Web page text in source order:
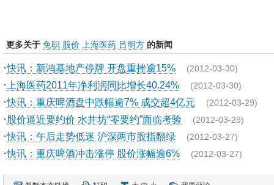
更多关于 免职 股价 上海医药 吕明方 的新闻
·快讯：新鸿基地产停牌 开盘重挫逾15% (2012-03-30)
· 上海医药2011年净利润同比增长40.24% (2012-03-30)
·快讯：重庆啤酒盘中跌幅逾7% 成交超4亿元 (2012-03-29)
· 股价逼近要约价 水井坊“零要约”面临考验 (2012-03-29)
·快讯：午后走势低迷 沪深两市股指翻绿 (2012-03-27)
·快讯：重庆啤酒冲击涨停 股价涨幅逾6% (2012-03-27)